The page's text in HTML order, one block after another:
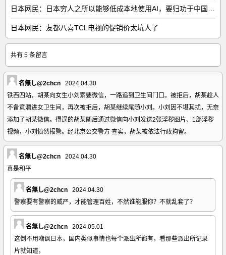
日本网民：友都八喜TCL电视的促销价太坑人了
共有 5 条留言
名無し@2chcn
2024.04.30
铁西四站，胡某向女生小刘索要微信，一路追到卫生间门口。被拒后，胡某趁人
不备竟溜进女卫生间，再次被拒后，胡某继续尾随小刘。小刘因不堪其扰，无奈
添加了胡某微信。得逞的胡某随后通过微信向小刘发送2张淫秽图片、1部淫秽
视频，小刘愤然报警。经北京公交警方 查实，胡某被依法行政拘留。
名無し@2chcn
2024.04.30
真是和平
名無し@2chcn
2024.04.30
警察要有警察的威严，才能管理百姓，不然谁能服你？不就乱套了？
名無し@2chcn
2024.05.01
这倒不用嘲讽日本，国内类似事情也每个派出所都有，看那些派出所记录
片就知道，